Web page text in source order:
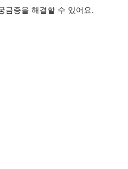
금증을 해결할 수 있어요.